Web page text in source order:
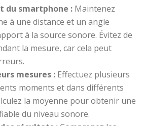
du smartphone : Maintenez
à une distance et un angle
à la source sonore. Évitez de
la mesure, car cela peut
mesures : Effectuez plusieurs
moments et dans différents
la moyenne pour obtenir une
du niveau sonore.